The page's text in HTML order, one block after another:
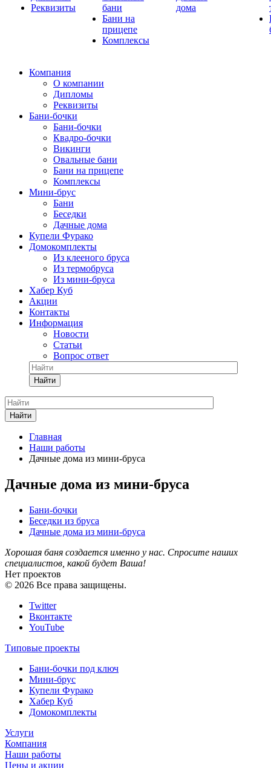
Реквизиты
бани
Бани на
прицепе
Комплексы
дома
Компания
О компании
Дипломы
Реквизиты
Бани-бочки
Бани-бочки
Квадро-бочки
Викинги
Овальные бани
Бани на прицепе
Комплексы
Мини-брус
Бани
Беседки
Дачные дома
Купели Фурако
Домокомплекты
Из клееного бруса
Из термобруса
Из мини-бруса
Хабер Куб
Акции
Контакты
Информация
Новости
Статьи
Вопрос ответ
Найти
Найти
Главная
Наши работы
Дачные дома из мини-бруса
Дачные дома из мини-бруса
Бани-бочки
Беседки из бруса
Дачные дома из мини-бруса
Хорошая баня создается именно у нас. Спросите наших
специалистов , какой будет Ваша!
Нет проектов
© 2026 Все права защищены.
Twitter
Вконтакте
YouTube
Типовые проекты
Бани-бочки под ключ
Мини-брус
Купели Фурако
Хабер Куб
Домокомплекты
Услуги
Компания
Наши работы
Цены и акции